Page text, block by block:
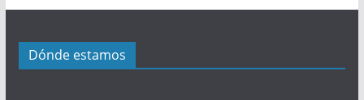
i
Dónde estamos